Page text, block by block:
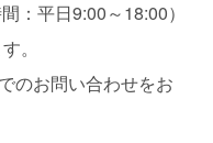
：平日9:00～18:00）
。
のお問い合わせをお